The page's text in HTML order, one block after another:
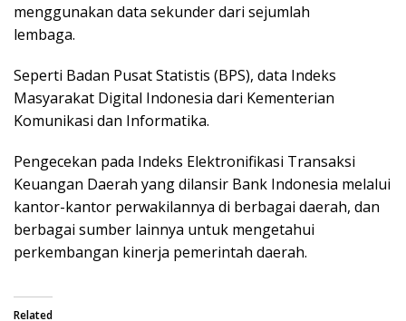
menggunakan data sekunder dari sejumlah
lembaga.
Seperti Badan Pusat Statistis (BPS), data Indeks
Masyarakat Digital Indonesia dari Kementerian
Komunikasi dan Informatika.
Pengecekan pada Indeks Elektronifikasi Transaksi
Keuangan Daerah yang dilansir Bank Indonesia melalui
kantor-kantor perwakilannya di berbagai daerah, dan
berbagai sumber lainnya untuk mengetahui
perkembangan kinerja pemerintah daerah.
Related